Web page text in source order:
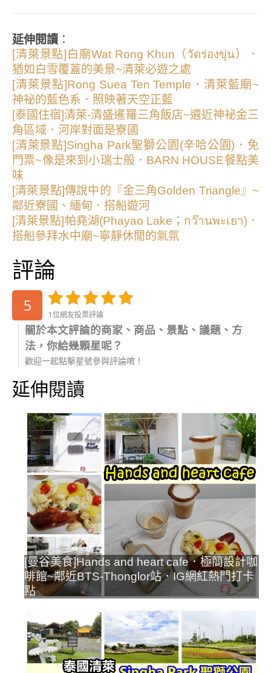
延伸閱讀 ：
[清萊景點]白廟Wat Rong Khun（วัดร่องขุ่น）．
猶如白雪覆蓋的美景~清萊必遊之處
[清萊景點]Rong Suea Ten Temple．清萊藍廟~
神祕的藍色系．照映著天空正藍
[泰國住宿]清萊-清盛暹羅三角飯店~遴近神祕金三
角區域．河岸對面是寮國
[清萊景點]Singha Park聖獅公園(辛哈公園)．免
門票~像是來到小瑞士般．BARN HOUSE餐點美
味
[清萊景點]傳說中的『金三角Golden Triangle』~
鄰近寮國、緬甸．搭船遊河
[清萊景點]帕堯湖(Phayao Lake；กว๊านพะเยา)．
搭船參拜水中廟~寧靜休閒的氣氛
評論
5 1位網友投票評論
關於本文評論的商家、商品、景點、議題、方
法，你給幾顆星呢？
歡迎一起點擊星號參與評論唷！
延伸閱讀
[曼谷美食]Hands and heart cafe．極簡設計咖
啡館~鄰近BTS-Thonglor站．IG網紅熱門打卡
點